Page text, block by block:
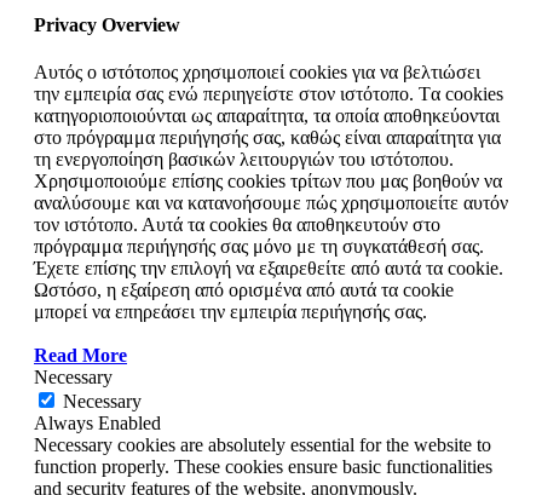
Privacy Overview
Αυτός ο ιστότοπος χρησιμοποιεί cookies για να βελτιώσει
την εμπειρία σας ενώ περιηγείστε στον ιστότοπο. Tα cookies
κατηγοριοποιούνται ως απαραίτητα, τα οποία αποθηκεύονται
στο πρόγραμμα περιήγησής σας, καθώς είναι απαραίτητα για
τη ενεργοποίηση βασικών λειτουργιών του ιστότοπου.
Χρησιμοποιούμε επίσης cookies τρίτων που μας βοηθούν να
αναλύσουμε και να κατανοήσουμε πώς χρησιμοποιείτε αυτόν
τον ιστότοπο. Αυτά τα cookies θα αποθηκευτούν στο
πρόγραμμα περιήγησής σας μόνο με τη συγκατάθεσή σας.
Έχετε επίσης την επιλογή να εξαιρεθείτε από αυτά τα cookie.
Ωστόσο, η εξαίρεση από ορισμένα από αυτά τα cookie
μπορεί να επηρεάσει την εμπειρία περιήγησής σας.
Read More
Necessary
Necessary
Always Enabled
Necessary cookies are absolutely essential for the website to
function properly. These cookies ensure basic functionalities
and security features of the website, anonymously.